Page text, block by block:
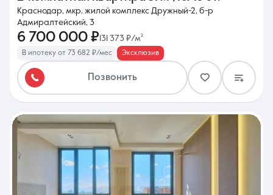
Краснодар, мкр. жилой комплекс Дружный-2, б-р
Адмиралтейский, 3
6 700 000 ₽131 373 ₽/м²
В ипотеку от 73 682 ₽/мес Эксклюзив
Позвонить